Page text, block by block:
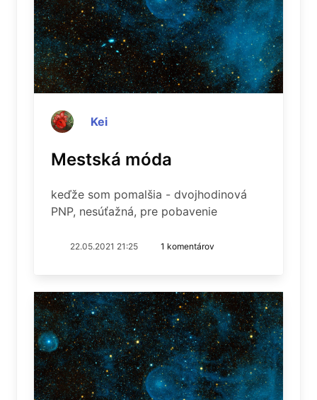
Kei
Mestská móda
keďže som pomalšia - dvojhodinová
PNP, nesúťažná, pre pobavenie
22.05.2021 21:25 1 komentárov